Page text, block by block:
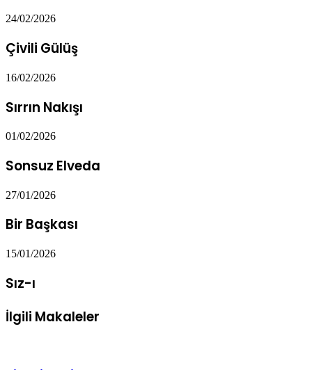
24/02/2026
Çivili Gülüş
16/02/2026
Sırrın Nakışı
01/02/2026
Sonsuz Elveda
27/01/2026
Bir Başkası
15/01/2026
Sız-ı
İlgili Makaleler